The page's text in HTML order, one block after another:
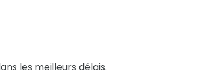
les meilleurs délais.